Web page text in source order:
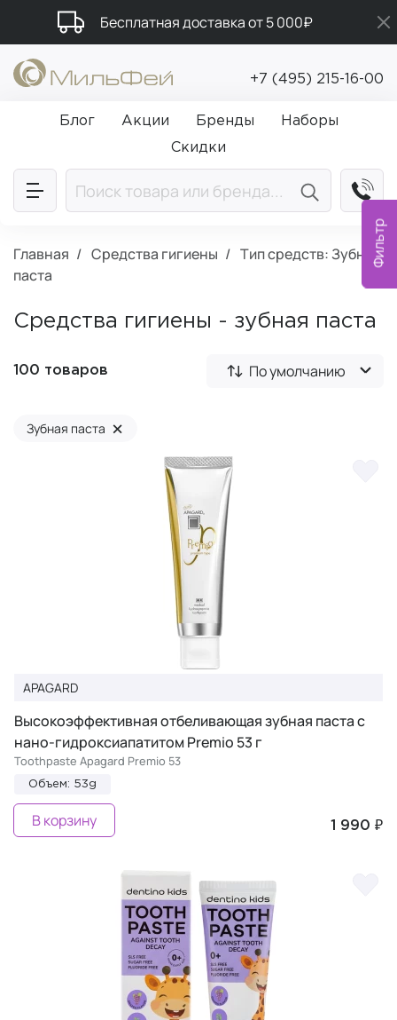
Фильтр
Бесплатная доставка от 5 000₽
Подарки в каждый заказ от 5 000₽
Промокод ПРИВЕТ
+7 (495) 215-16-00
Блог Акции Бренды
Наборы
Скидки
Главная Средства гигиены
Тип средств: Зубная
паста
Средства гигиены - зубная паста
100 товаров По умолчанию
Зубная паста ×
APAGARD
Высокоэффективная отбеливающая зубная паста с
нано-гидроксиапатитом Premio 53 г
Toothpaste Apagard Premio 53
Объем: 53g
1 990 ₽
В корзину